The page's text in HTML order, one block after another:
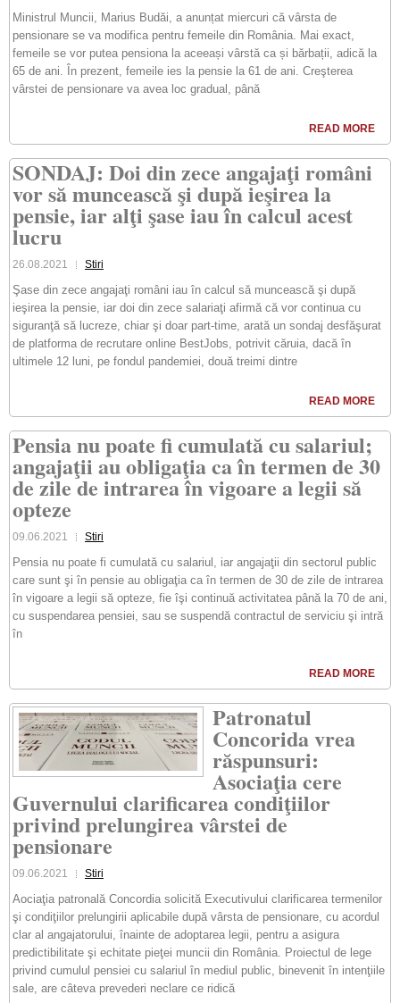
Ministrul Muncii, Marius Budăi, a anunțat miercuri că vârsta de
pensionare se va modifica pentru femeile din România. Mai exact,
femeile se vor putea pensiona la aceeași vârstă ca și bărbații, adică la
65 de ani. În prezent, femeile ies la pensie la 61 de ani. Creşterea
vârstei de pensionare va avea loc gradual, până
READ MORE
SONDAJ: Doi din zece angajaţi români
vor să muncească şi după ieşirea la
pensie, iar alţi şase iau în calcul acest
lucru
26.08.2021 Stiri
Şase din zece angajaţi români iau în calcul să muncească şi după
ieşirea la pensie, iar doi din zece salariaţi afirmă că vor continua cu
siguranţă să lucreze, chiar şi doar part-time, arată un sondaj desfăşurat
de platforma de recrutare online BestJobs, potrivit căruia, dacă în
ultimele 12 luni, pe fondul pandemiei, două treimi dintre
READ MORE
Pensia nu poate fi cumulată cu salariul;
angajaţii au obligaţia ca în termen de 30
de zile de intrarea în vigoare a legii să
opteze
09.06.2021 Stiri
Pensia nu poate fi cumulată cu salariul, iar angajaţii din sectorul public
care sunt şi în pensie au obligaţia ca în termen de 30 de zile de intrarea
în vigoare a legii să opteze, fie îşi continuă activitatea până la 70 de ani,
cu suspendarea pensiei, sau se suspendă contractul de serviciu şi intră
în
READ MORE
Patronatul
Concorida vrea
răspunsuri:
Asociaţia cere
Guvernului clarificarea condiţiilor
privind prelungirea vârstei de
pensionare
09.06.2021 Stiri
Aociaţia patronală Concordia solicită Executivului clarificarea termenilor
şi condiţiilor prelungirii aplicabile după vârsta de pensionare, cu acordul
clar al angajatorului, înainte de adoptarea legii, pentru a asigura
predictibilitate şi echitate pieţei muncii din România. Proiectul de lege
privind cumulul pensiei cu salariul în mediul public, binevenit în intenţiile
sale, are câteva prevederi neclare ce ridică